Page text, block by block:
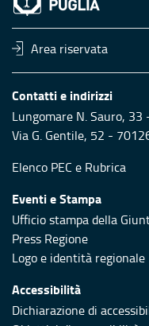
Area riservata
Contatti e indirizzi
Lungomare N. Sauro,
Via G. Gentile, 52 -
Elenco PEC e Rubrica
Eventi e Stampa
Ufficio stampa della
Press Regione
Logo e identità regionale
Accessibilità
Dichiarazione di